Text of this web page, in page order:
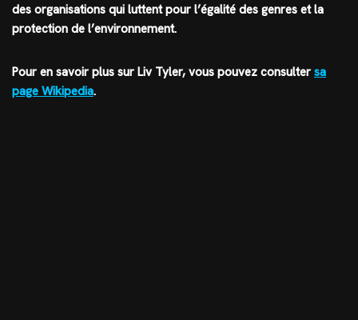
des organisations qui luttent pour l’égalité des genres et la
protection de l’environnement.
Pour en savoir plus sur Liv Tyler, vous pouvez consulter sa
page Wikipedia.